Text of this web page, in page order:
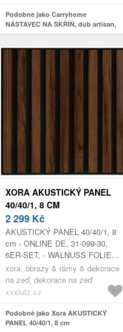
Podobně jako Carryhome
NÁSTAVEC NA SKŘÍŇ, dub artisan,
80/35/40 cm
XORA AKUSTICKÝ PANEL
40/40/1, 8 CM
2 299 Kč
AKUSTICKÝ PANEL 40/40/1, 8
cm - ONLINE DE, 31-099-30,
6ER-SET, - WALNUSS FOLIERT
MDF AUF - 8MM FILZ , CA.
40/40/1, 8 CM
xora, obrazy & rámy & dekorace
na zeď, dekorace na zeď
xxxlutz.cz
Podobně jako Xora AKUSTICKÝ
PANEL 40/40/1, 8 cm